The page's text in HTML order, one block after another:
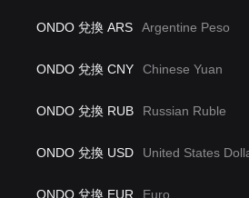
ONDO 兌換 ARS Argentine Peso
ONDO 兌換 CNY Chinese Yuan
ONDO 兌換 RUB Russian Ruble
ONDO 兌換 USD United States
ONDO 兌換 EUR Euro